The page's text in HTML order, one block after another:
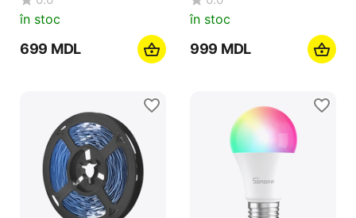
în stoc
‍699‍ MDL
în stoc
‍999‍ MDL